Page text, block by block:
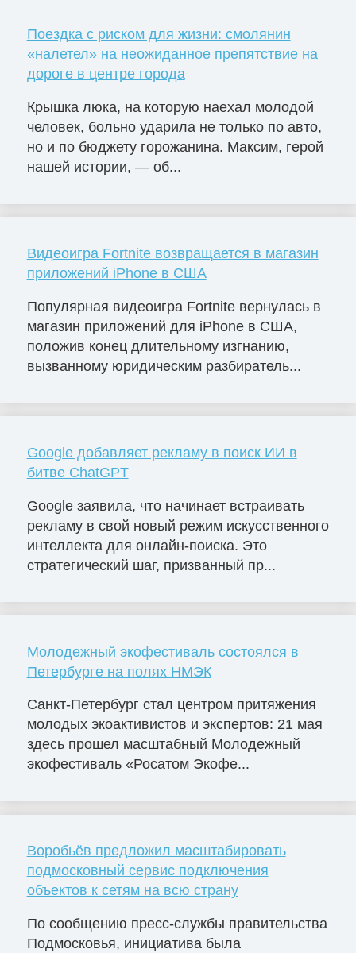
Поездка с риском для жизни: смолянин
«налетел» на неожиданное препятствие на
дороге в центре города
Крышка люка, на которую наехал молодой
человек, больно ударила не только по авто,
но и по бюджету горожанина. Максим, герой
нашей истории, — об...
Видеоигра Fortnite возвращается в магазин
приложений iPhone в США
Популярная видеоигра Fortnite вернулась в
магазин приложений для iPhone в США,
положив конец длительному изгнанию,
вызванному юридическим разбиратель...
Google добавляет рекламу в поиск ИИ в
битве ChatGPT
Google заявила, что начинает встраивать
рекламу в свой новый режим искусственного
интеллекта для онлайн-поиска. Это
стратегический шаг, призванный пр...
Молодежный экофестиваль состоялся в
Петербурге на полях НМЭК
Санкт-Петербург стал центром притяжения
молодых экоактивистов и экспертов: 21 мая
здесь прошел масштабный Молодежный
экофестиваль «Росатом Экофе...
Воробьёв предложил масштабировать
подмосковный сервис подключения
объектов к сетям на всю страну
По сообщению пресс-службы правительства
Подмосковья, инициатива была